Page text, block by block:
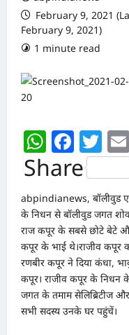
February 9, 2021
February 9, 2021)
1 minute read
Share
abpindianews, बॉलीवुड
के निधन से बॉलीवुड जगत
राज कपूर के सबसे छोटे बेटे
कपूर के भाई थे।राजीव कपूर
रणबीर कपूर ने दिया कंधा,
कपूर। राजीव कपूर के निधन
जगत के तमाम सेलिब्रिटीज
सभी सदस्य उनके घर पहुंचें।